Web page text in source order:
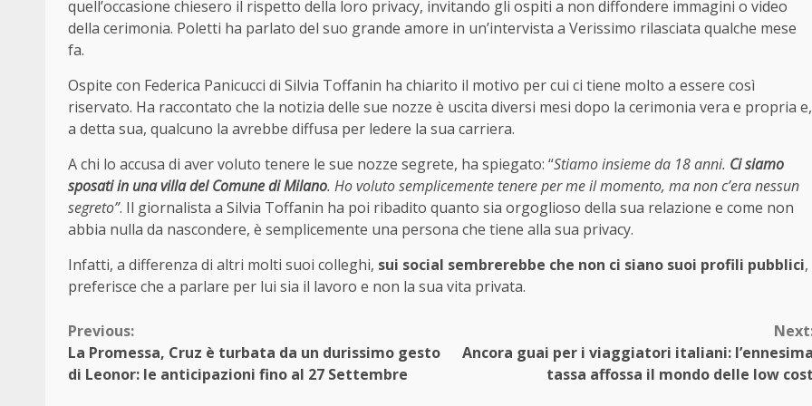
quell’occasione chiesero il rispetto della loro privacy, invitando gli ospiti a non diffondere immagini o video
della cerimonia. Poletti ha parlato del suo grande amore in un’intervista a Verissimo rilasciata qualche mese
fa.
Ospite con Federica Panicucci di Silvia Toffanin ha chiarito il motivo per cui ci tiene molto a essere così
riservato. Ha raccontato che la notizia delle sue nozze è uscita diversi mesi dopo la cerimonia vera e propria e,
a detta sua, qualcuno la avrebbe diffusa per ledere la sua carriera.
A chi lo accusa di aver voluto tenere le sue nozze segrete, ha spiegato: “Stiamoinsieme da 18 anni. Ci siamo
sposati in una villa del Comune di Milano. Ho voluto semplicemente tenere per me il momento, ma non c’era nessun
segreto”. Il giornalista a Silvia Toffanin ha poi ribadito quanto sia orgoglioso della sua relazione e come non
abbia nulla da nascondere, è semplicemente una persona che tiene alla sua privacy.
Infatti, a differenza di altri molti suoi colleghi, sui social sembrerebbe che non ci siano suoi profili pubblici,
preferisce che a parlare per lui sia il lavoro e non la sua vita privata.
Continue
Reading
Previous:
La Promessa, Cruz è turbata da un durissimo gesto
di Leonor: le anticipazioni fino al 27 Settembre
Ancora guai per i viaggiatori italiani: l’ennesima
tassa affossa il mondo delle low cost